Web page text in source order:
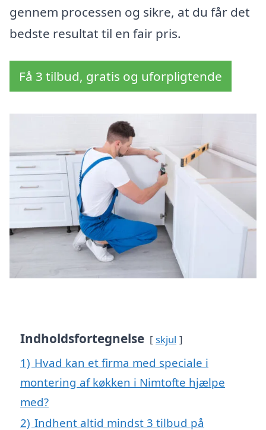
gennem processen og sikre, at du får det
bedste resultat til en fair pris.
Få 3 tilbud, gratis og uforpligtende
Indholdsfortegnelse skjul
1) Hvad kan et firma med speciale i
montering af køkken i Nimtofte hjælpe
med?
2) Indhent altid mindst 3 tilbud på